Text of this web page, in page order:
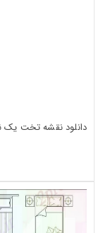
دانلود نقشه تخت یک